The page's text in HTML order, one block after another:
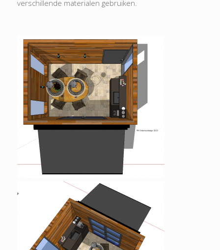
verschillende materialen gebruiken.